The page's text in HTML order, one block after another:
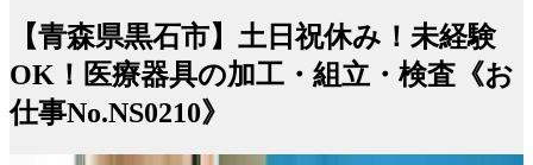
【青森県黒石市】土日祝休み！未経験
OK！医療器具の加工・組立・検査《お
仕事No.NS0210》